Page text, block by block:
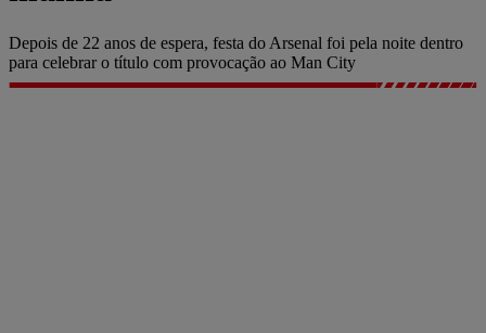
Depois de 22 anos de espera, festa do Arsenal foi pela noite dentro
para celebrar o título com provocação ao Man City